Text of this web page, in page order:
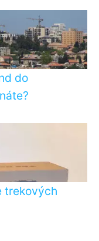
do
trekových